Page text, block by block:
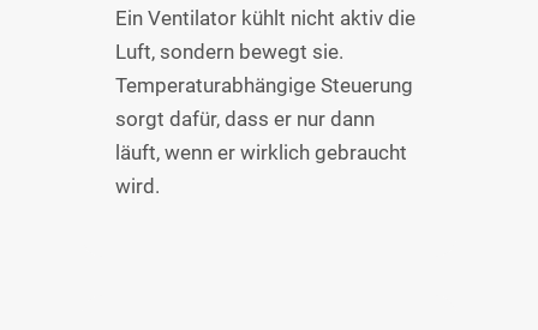
Ein Ventilator kühlt nicht aktiv die
Luft, sondern bewegt sie.
Temperaturabhängige Steuerung
sorgt dafür, dass er nur dann
läuft, wenn er wirklich gebraucht
wird.